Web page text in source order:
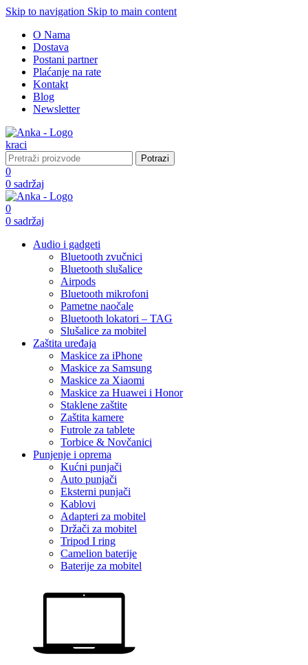
Skip to navigation Skip to main content
O Nama
Dostava
Postani partner
Plaćanje na rate
Kontakt
Blog
Newsletter
Potrazi
0
0 sadržaj
0
0 sadržaj
Audio i gadgeti
Bluetooth zvučnici
Bluetooth slušalice
Airpods
Bluetooth mikrofoni
Pametne naočale
Bluetooth lokatori – TAG
Slušalice za mobitel
Zaštita uređaja
Maskice za iPhone
Maskice za Samsung
Maskice za Xiaomi
Maskice za Huawei i Honor
Staklene zaštite
Zaštita kamere
Futrole za tablete
Torbice & Novčanici
Punjenje i oprema
Kućni punjači
Auto punjači
Eksterni punjači
Kablovi
Adapteri za mobitel
Držači za mobitel
Tripod I ring
Camelion baterije
Baterije za mobitel